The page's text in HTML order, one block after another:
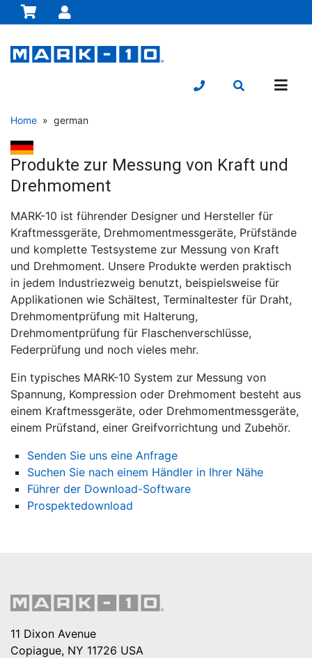
Home » german
Produkte zur Messung von Kraft und
Drehmoment
MARK-10 ist führender Designer und Hersteller für
Kraftmessgeräte, Drehmomentmessgeräte, Prüfstände
und komplette Testsysteme zur Messung von Kraft
und Drehmoment. Unsere Produkte werden praktisch
in jedem Industriezweig benutzt, beispielsweise für
Applikationen wie Schältest, Terminaltester für Draht,
Drehmomentprüfung mit Halterung,
Drehmomentprüfung für Flaschenverschlüsse,
Federprüfung und noch vieles mehr.
Ein typisches MARK-10 System zur Messung von
Spannung, Kompression oder Drehmoment besteht aus
einem Kraftmessgeräte, oder Drehmomentmessgeräte,
einem Prüfstand, einer Greifvorrichtung und Zubehör.
Senden Sie uns eine Anfrage
Suchen Sie nach einem Händler in Ihrer Nähe
Führer der Download-Software
Prospektedownload
11 Dixon Avenue
Copiague, NY 11726 USA